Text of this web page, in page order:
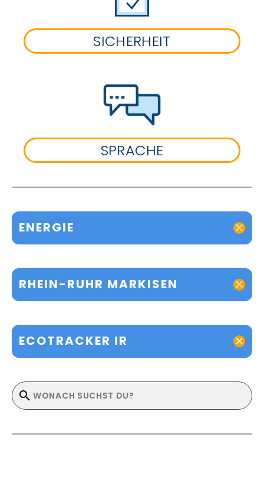
SICHERHEIT
SPRACHE
ENERGIE
RHEIN-RUHR MARKISEN
ECOTRACKER IR